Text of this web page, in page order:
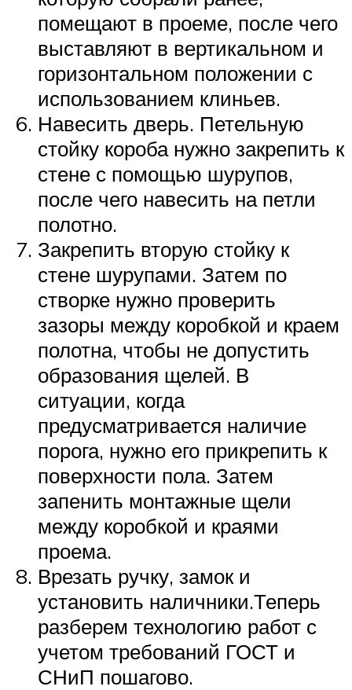
помещают в проеме, после чего
выставляют в вертикальном и
горизонтальном положении с
использованием клиньев.
Навесить дверь. Петельную
стойку короба нужно закрепить к
стене с помощью шурупов,
после чего навесить на петли
полотно.
Закрепить вторую стойку к
стене шурупами. Затем по
створке нужно проверить
зазоры между коробкой и краем
полотна, чтобы не допустить
образования щелей. В
ситуации, когда
предусматривается наличие
порога, нужно его прикрепить к
поверхности пола. Затем
запенить монтажные щели
между коробкой и краями
проема.
Врезать ручку, замок и
установить наличники.Теперь
разберем технологию работ с
учетом требований ГОСТ и
СНиП пошагово.